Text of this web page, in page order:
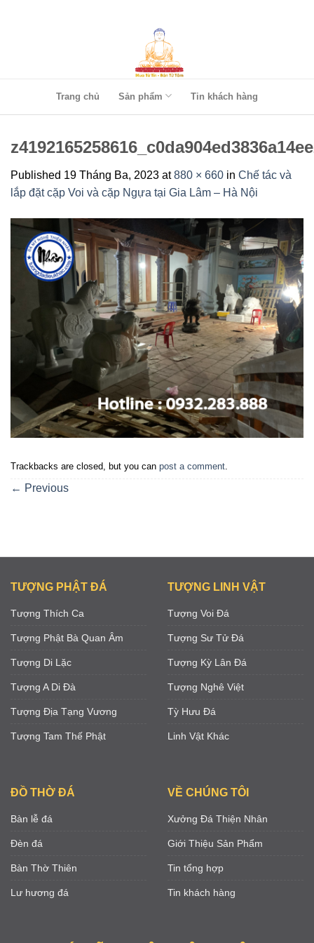
Trang chủ Sản phẩm Tin khách hàng
Published 19 Tháng Ba, 2023 at880 × 660 in Chế tác và
lắp đặt cặp Voi và cặp Ngựa tại Gia Lâm – Hà Nội
Trackbacks are closed, but you can post a comment
← Previous
TƯỢNG PHẬT ĐÁ
Tượng Thích Ca
Tượng Phật Bà Quan Âm
Tượng Di Lặc
Tượng A Di Đà
Tượng Địa Tạng Vương
Tượng Tam Thế Phật
TƯỢNG LINH VẬT
Tượng Voi Đá
Tượng Sư Tử Đá
Tượng Kỳ Lân Đá
Tượng Nghê Việt
Tỳ Hưu Đá
Linh Vật Khác
ĐỒ THỜ ĐÁ
Bàn lễ đá
Đèn đá
Bàn Thờ Thiên
Lư hương đá
VỀ CHÚNG TÔI
Xưởng Đá Thiện Nhân
Giới Thiệu Sản Phẩm
Tin tổng hợp
Tin khách hàng